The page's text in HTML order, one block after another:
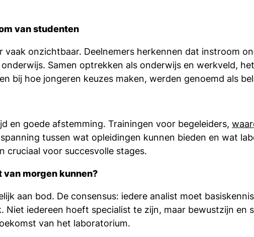
van studenten
vaak onzichtbaar. Deelnemers herkennen dat instroom
Samen optrekken als onderwijs en werkveld,
bij hoe jongeren keuzes maken, werden genoemd als
en goede afstemming. Trainingen voor begeleiders,
tussen wat opleidingen kunnen bieden en wat
cruciaal voor succesvolle stages.
morgen kunnen?
aan bod. De consensus: iedere analist moet
iedereen hoeft specialist te zijn, maar bewustzijn en
van het laboratorium.